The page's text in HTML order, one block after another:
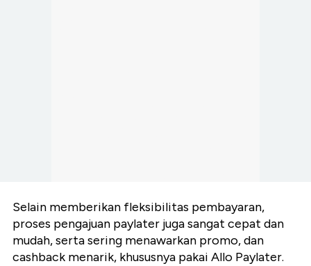
Selain memberikan fleksibilitas pembayaran,
proses pengajuan paylater juga sangat cepat dan
mudah, serta sering menawarkan promo, dan
cashback menarik, khususnya pakai Allo Paylater.